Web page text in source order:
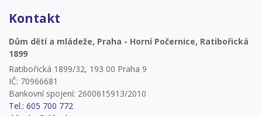
Kontakt
Dům dětí a mládeže, Praha - Horní Počernice, Ratibořická
1899
Ratibořická 1899/32, 193 00 Praha 9
IČ: 70966681
Bankovní spojení: 2600615913/2010
Tel.: 605 700 772